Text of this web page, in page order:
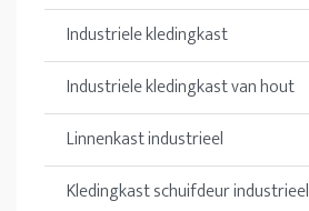
Industriele kledingkast
Industriele kledingkast van hout
Linnenkast industrieel
Kledingkast schuifdeur industrieel